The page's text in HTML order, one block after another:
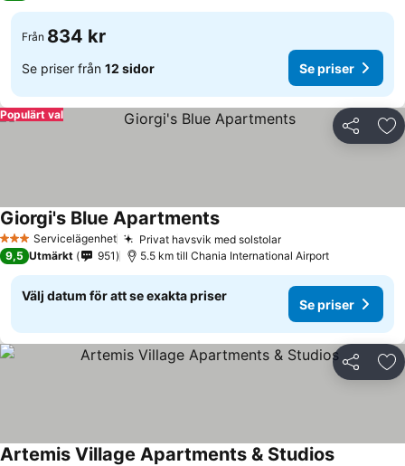
Från 834 kr
Se priser från 12 sidor Se priser
Dela
Populärt val
3 StjärnorServicelägenhet Privat havsvik med solstolar
Giorgi's Blue Apartments
9,5 Utmärkt 951 5.5 km till Chania International Airport
Välj datum för att se exakta priser
Se priser
Dela
Artemis Village Apartments & Studios